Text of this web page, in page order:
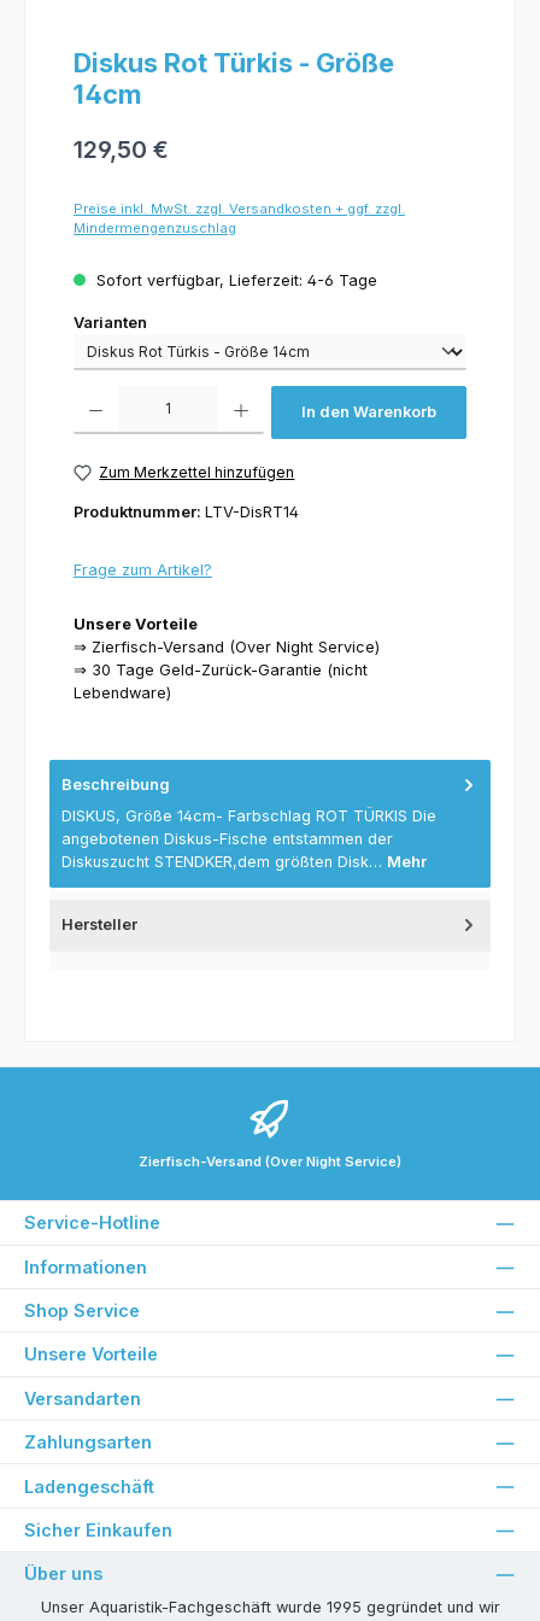
Diskus Rot Türkis - Größe
14cm
129,50 €
Preise inkl. MwSt. zzgl. Versandkosten + ggf. zzgl.
Mindermengenzuschlag
Sofort verfügbar, Lieferzeit: 4-6 Tage
Varianten
Varianten
In den Warenkorb
Zum Merkzettel hinzufügen
Produktnummer: LTV-DisRT14
Frage zum Artikel?
Unsere Vorteile
⇒ Zierfisch-Versand (Over Night Service)
⇒ 30 Tage Geld-Zurück-Garantie (nicht
Lebendware)
Beschreibung
DISKUS, Größe 14cm- Farbschlag ROT TÜRKIS Die
angebotenen Diskus-Fische entstammen der
Diskuszucht STENDKER,dem größten Disk… Mehr
Hersteller
Zierfisch-Versand (Over Night Service)
Service-Hotline
Informationen
Shop Service
Unsere Vorteile
Versandarten
Zahlungsarten
Ladengeschäft
Sicher Einkaufen
Über uns
Unser Aquaristik-Fachgeschäft wurde 1995 gegründet und wir